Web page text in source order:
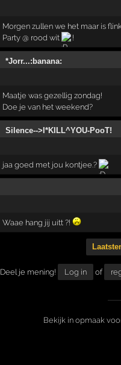
Morgen zullen we het maar is
Party @ rood wit
!
*Jorr...:banana:
Maatje was gezellig zondag!
Doe je van het weekend?
Silence-->I*KILL^YOU-PooT!
jaa goed met jou kontjee.?
Waae hang jij uitt ?!
Deel je mening! Log in of
Bekijk in opmaak